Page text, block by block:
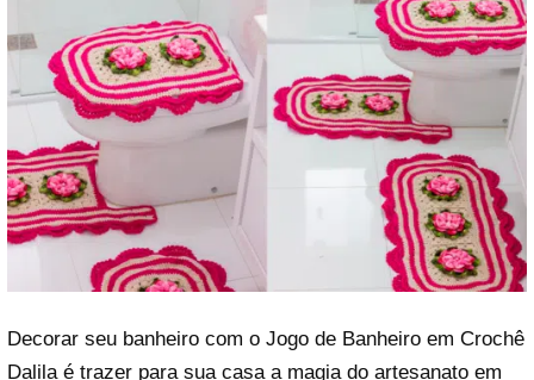
Decorar seu banheiro com o Jogo de Banheiro em Crochê
Dalila é trazer para sua casa a magia do artesanato em